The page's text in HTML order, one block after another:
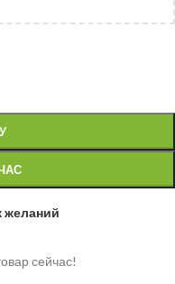
желаний
сейчас!